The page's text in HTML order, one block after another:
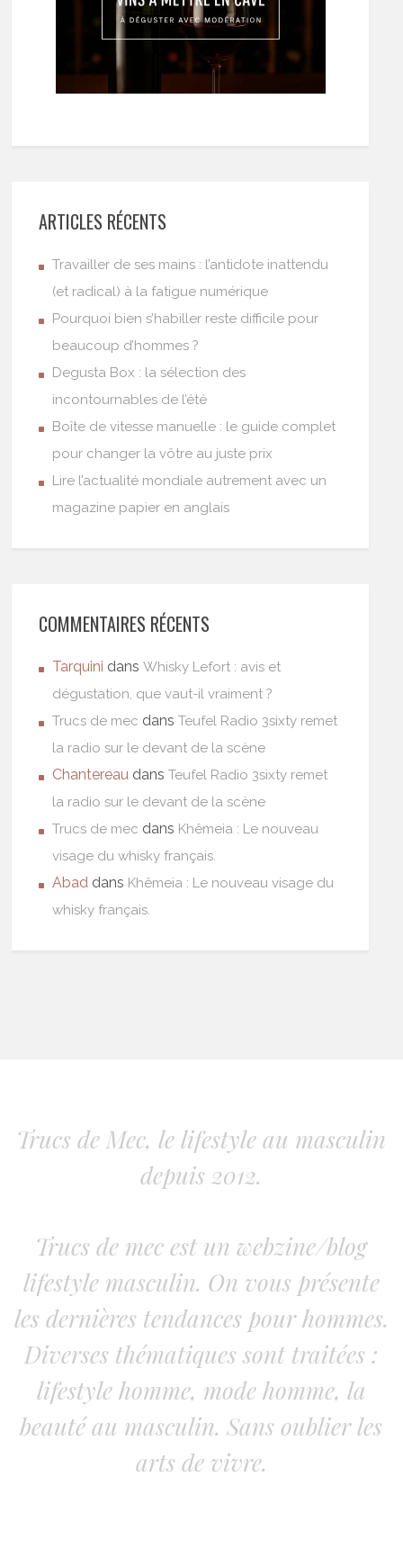
ARTICLES RÉCENTS
Travailler de ses mains : l’antidote inattendu
(et radical) à la fatigue numérique
Pourquoi bien s’habiller reste difficile pour
beaucoup d’hommes ?
Degusta Box : la sélection des
incontournables de l’été
Boîte de vitesse manuelle : le guide complet
pour changer la vôtre au juste prix
Lire l’actualité mondiale autrement avec un
magazine papier en anglais
COMMENTAIRES RÉCENTS
Tarquini dansWhisky Lefort : avis et
dégustation, que vaut-il vraiment ?
Trucs de mec dansTeufel Radio 3sixty remet
la radio sur le devant de la scène
Chantereau dansTeufel Radio 3sixty remet
la radio sur le devant de la scène
Trucs de mec dans Khêmeia : Le nouveau
visage du whisky français.
Abad dans Khêmeia : Le nouveau visage du
whisky français.
Trucs de Mec, le lifestyle au masculin
depuis 2012.
Trucs de mec est un webzine/blog
lifestyle masculin. On vous présente
les dernières tendances pour hommes.
Diverses thématiques sont traitées :
lifestyle homme, mode homme, la
beauté au masculin. Sans oublier les
arts de vivre.